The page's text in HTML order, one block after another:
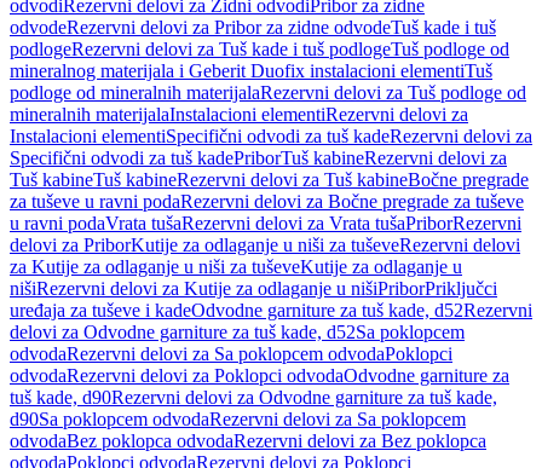
odvodiRezervni delovi za Zidni odvodiPribor za zidne
odvodeRezervni delovi za Pribor za zidne odvodeTuš kade i tuš
podlogeRezervni delovi za Tuš kade i tuš podlogeTuš podloge od
mineralnog materijala i Geberit Duofix instalacioni elementiTuš
podloge od mineralnih materijalaRezervni delovi za Tuš podloge od
mineralnih materijalaInstalacioni elementiRezervni delovi za
Instalacioni elementiSpecifični odvodi za tuš kadeRezervni delovi za
Specifični odvodi za tuš kadePriborTuš kabineRezervni delovi za
Tuš kabineTuš kabineRezervni delovi za Tuš kabineBočne pregrade
za tuševe u ravni podaRezervni delovi za Bočne pregrade za tuševe
u ravni podaVrata tušaRezervni delovi za Vrata tušaPriborRezervni
delovi za PriborKutije za odlaganje u niši za tuševeRezervni delovi
za Kutije za odlaganje u niši za tuševeKutije za odlaganje u
nišiRezervni delovi za Kutije za odlaganje u nišiPriborPriključci
uređaja za tuševe i kadeOdvodne garniture za tuš kade, d52Rezervni
delovi za Odvodne garniture za tuš kade, d52Sa poklopcem
odvodaRezervni delovi za Sa poklopcem odvodaPoklopci
odvodaRezervni delovi za Poklopci odvodaOdvodne garniture za
tuš kade, d90Rezervni delovi za Odvodne garniture za tuš kade,
d90Sa poklopcem odvodaRezervni delovi za Sa poklopcem
odvodaBez poklopca odvodaRezervni delovi za Bez poklopca
odvodaPoklopci odvodaRezervni delovi za Poklopci